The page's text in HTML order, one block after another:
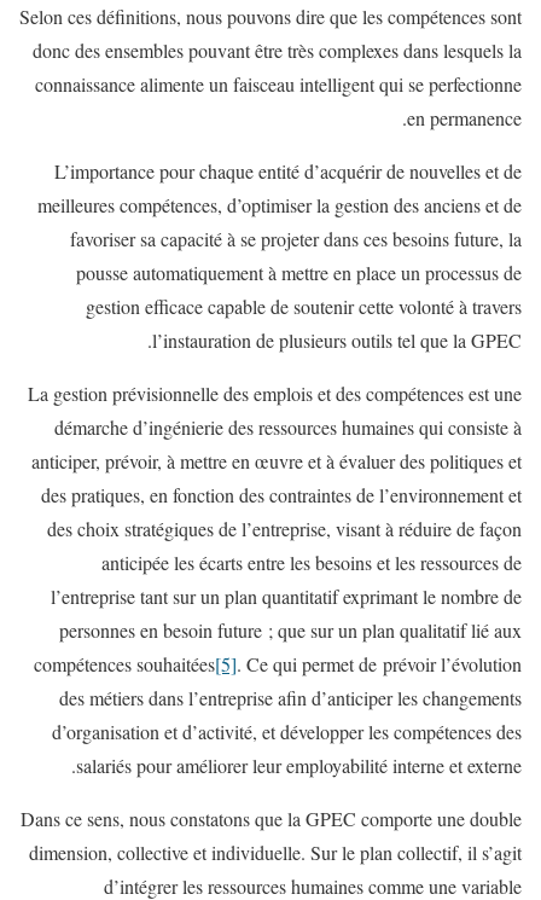
Selon ces définitions, nous pouvons dire que les compétences sont
donc des ensembles pouvant être très complexes dans lesquels la
connaissance alimente un faisceau intelligent qui se perfectionne
en permanence.
L’importance pour chaque entité d’acquérir de nouvelles et de
meilleures compétences, d’optimiser la gestion des anciens et de
favoriser sa capacité à se projeter dans ces besoins future, la
pousse automatiquement à mettre en place un processus de
gestion efficace capable de soutenir cette volonté à travers
l’instauration de plusieurs outils tel que la GPEC.
La gestion prévisionnelle des emplois et des compétences est une
démarche d’ingénierie des ressources humaines qui consiste à
anticiper, prévoir, à mettre en œuvre et à évaluer des politiques et
des pratiques, en fonction des contraintes de l’environnement et
des choix stratégiques de l’entreprise, visant à réduire de façon
anticipée les écarts entre les besoins et les ressources de
l’entreprise tant sur un plan quantitatif exprimant le nombre de
personnes en besoin future ; que sur un plan qualitatif lié aux
compétences souhaitées[5]. Ce qui permet de prévoir l’évolution
des métiers dans l’entreprise afin d’anticiper les changements
d’organisation et d’activité, et développer les compétences des
salariés pour améliorer leur employabilité interne et externe.
Dans ce sens, nous constatons que la GPEC comporte une double
dimension, collective et individuelle. Sur le plan collectif, il s’agit
d’intégrer les ressources humaines comme une variable